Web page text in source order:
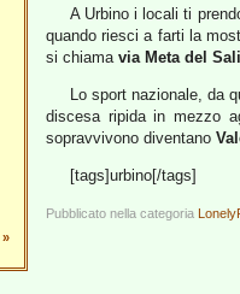
»
A Urbino i locali ti
quando riesci a farti la
si chiama via Meta del
Lo sport nazionale, da
discesa ripida in mezzo
sopravvivono diventano
[tags]urbino[/tags]
Pubblicato nella categoria